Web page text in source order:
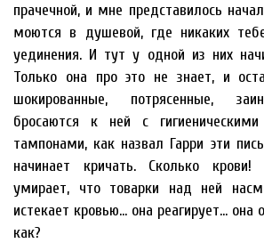
прачечной, и мне представилось
моются в душевой, где никаких
уединения. И тут у одной из них
Только она про это не знает, и
шокированные, потрясенные,
бросаются к ней с
тампонами, как назвал Гарри эти
начинает кричать. Сколько
умирает, что товарки над ней
истекает кровью… она реагирует… она
как?